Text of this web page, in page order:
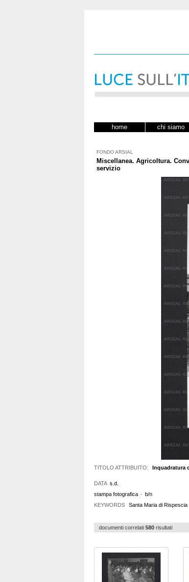
home chi siamo
FONDO ARSIAL
Miscellanea. Agricoltura.
servizio
TITOLO ATTRIBUITO: Inquadratura
DATA s.d.
stampa fotografica - b/n
KEYWORDS
Santa Maria di Rispescia
documenti correlati 580 risultati